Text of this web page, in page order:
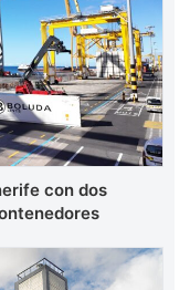
con dos